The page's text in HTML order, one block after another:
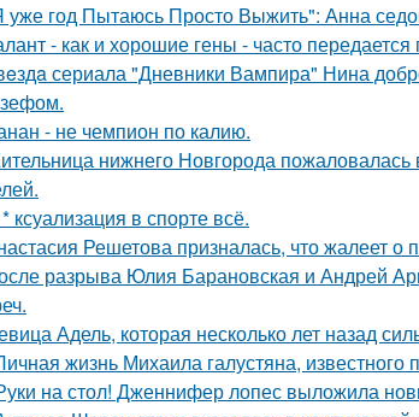
уже год Пытаюсь Просто Выжить": Анна
- как и хорошие гены - часто передается
сериала "Дневники Вампира" Нина
- не чемпион по калию.
нижнего Новгорода пожаловалась
ксуализация в спорте всё.
Решетова призналась, что жалеет о
разрыва Юлия Барановская и Андрей
Адель, которая несколько лет назад
жизнь Михаила галустяна,
на стол! Дженнифер лопес выложила